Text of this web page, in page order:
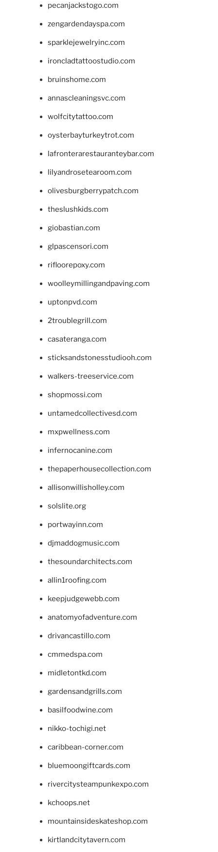
pecanjackstogo.com
zengardendayspa.com
sparklejewelryinc.com
ironcladtattoostudio.com
bruinshome.com
annascleaningsvc.com
wolfcitytattoo.com
oysterbayturkeytrot.com
lafronterarestauranteybar.com
lilyandrosetearoom.com
olivesburgberrypatch.com
theslushkids.com
giobastian.com
glpascensori.com
rifloorepoxy.com
woolleymillingandpaving.com
uptonpvd.com
2troublegrill.com
casateranga.com
sticksandstonesstudiooh.com
walkers-treeservice.com
shopmossi.com
untamedcollectivesd.com
mxpwellness.com
infernocanine.com
thepaperhousecollection.com
allisonwillisholley.com
solslite.org
portwayinn.com
djmaddogmusic.com
thesoundarchitects.com
allin1roofing.com
keepjudgewebb.com
anatomyofadventure.com
drivancastillo.com
cmmedspa.com
midletontkd.com
gardensandgrills.com
basilfoodwine.com
nikko-tochigi.net
caribbean-corner.com
bluemoongiftcards.com
rivercitysteampunkexpo.com
kchoops.net
mountainsideskateshop.com
kirtlandcitytavern.com